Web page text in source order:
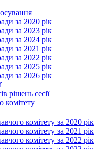
за 2020 рік
за 2023 рік
за 2024 рік
за 2021 рік
за 2022 рік
за 2025 рік
за 2026 рік
рішень сесії
комітету
комітету за 2020 рік
комітету за 2021 рік
комітету за 2022 рік